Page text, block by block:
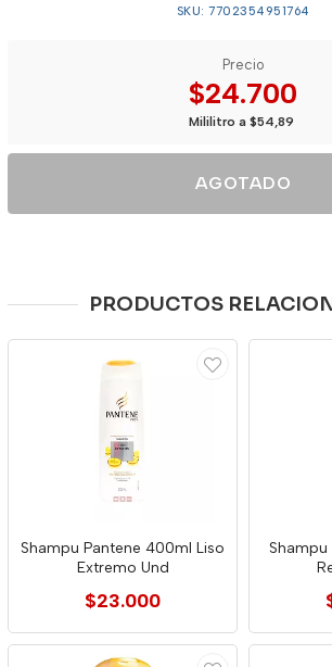
SKU: 7702354951764
Precio
$24.700
Mililitro a $54,89
AGOTADO
PRODUCTOS
Shampu Pantene 400ml Liso
Extremo Und
$23.000
Shampu